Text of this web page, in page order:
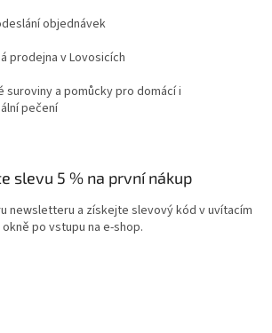
objednávek
prodejna v Lovosicích
suroviny a pomůcky pro domácí i
pečení
slevu 5 % na první nákup
newsletteru a získejte slevový kód v uvítacím
okně po vstupu na e-shop.